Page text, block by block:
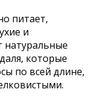
питает,
и
которые
по всей длине,